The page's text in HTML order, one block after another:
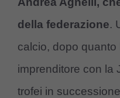
della federazione.
calcio, dopo quanto
imprenditore con la
trofei in